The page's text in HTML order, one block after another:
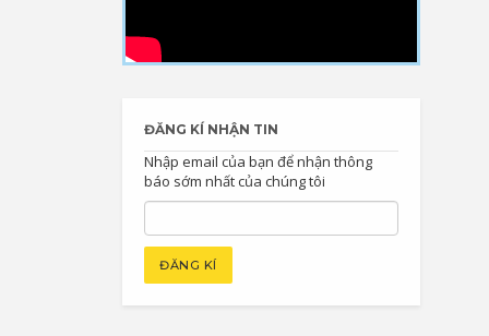
ĐĂNG KÍ NHẬN TIN
Nhập email của bạn để nhận thông
báo sớm nhất của chúng tôi